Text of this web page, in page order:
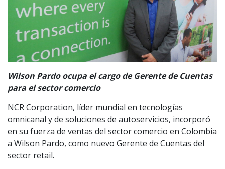
Wilson Pardo ocupa el cargo de Gerente de Cuentas
para el sector comercio
NCR Corporation, líder mundial en tecnologías
omnicanal y de soluciones de autoservicios, incorporó
en su fuerza de ventas del sector comercio en Colombia
a Wilson Pardo, como nuevo Gerente de Cuentas del
sector retail.
ARGENTINA
MÉXICO